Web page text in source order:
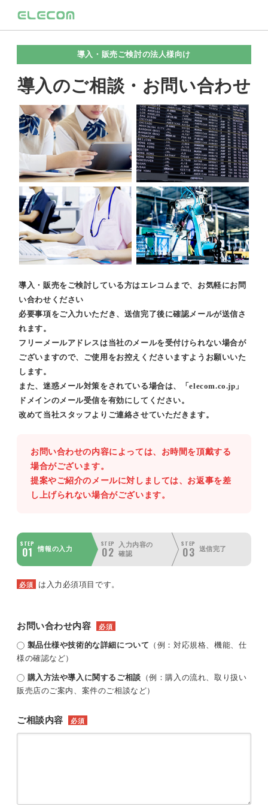
導入・販売ご検討の法人様向け
導入のご相談・お問い合わせ
導入・販売をご検討している方はエレコムまで、お気軽にお問
い合わせください
必要事項をご入力いただき、送信完了後に確認メールが送信さ
れます。
フリーメールアドレスは当社のメールを受付けられない場合が
ございますので、ご使用をお控えくださいますようお願いいた
します。
また、迷惑メール対策をされている場合は、「elecom.co.jp」
ドメインのメール受信を有効にしてください。
改めて当社スタッフよりご連絡させていただきます。
お問い合わせの内容によっては、お時間を頂戴する
場合がございます。
提案やご紹介のメールに対しましては、お返事を差
し上げられない場合がございます。
STEP
01 情報の入力
STEP
02
入力内容の
確認
STEP
03 送信完了
必須 は入力必須項目です。
お問い合わせ内容 必須
製品仕様や技術的な詳細について （例：対応規格、機能、仕
様の確認など）
購入方法や導入に関するご相談 （例：購入の流れ、取り扱い
販売店のご案内、案件のご相談など）
ご相談内容 必須